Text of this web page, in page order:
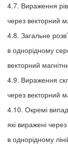
4.7. Вираження
через векторний
4.8. Загальне
в однорідному
векторний
4.9. Вираження
через векторний
4.10. Окремі
які виражені
в однорідному